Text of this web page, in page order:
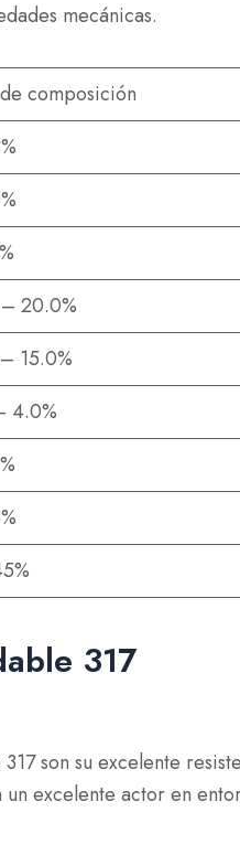
mecánicas.
composición
20.0%
15.0%
4.0%
317
son su excelente
excelente actor en